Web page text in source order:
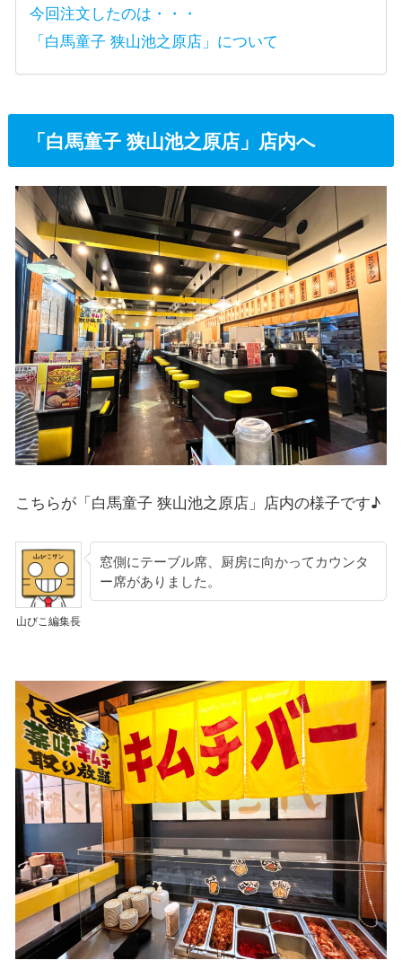
今回注文したのは・・・
「白馬童子 狭山池之原店」について
「白馬童子 狭山池之原店」店内へ
こちらが「白馬童子 狭山池之原店」店内の様子です♪
山びこ編集長
窓側にテーブル席、厨房に向かってカウンタ
ー席がありました。